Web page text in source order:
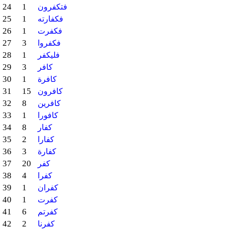
24 1 فتكفرون
25 1 فكفارته
26 1 فكفرت
27 3 فكفروا
28 1 فليكفر
29 3 كافر
30 1 كافرة
31 15 كافرون
32 8 كافرين
33 1 كافورا
34 8 كفار
35 2 كفارا
36 3 كفارة
37 20 كفر
38 4 كفرا
39 1 كفران
40 1 كفرت
41 6 كفرتم
42 2 كفرنا